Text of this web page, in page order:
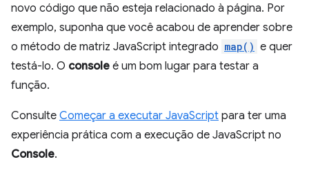
novo código que não esteja relacionado à página. Por
exemplo, suponha que você acabou de aprender sobre
o método de matriz JavaScript integrado map() e quer
testá-lo. O console é um bom lugar para testar a
função.
Consulte Começar a executar JavaScript para ter uma
experiência prática com a execução de JavaScript no
Console.